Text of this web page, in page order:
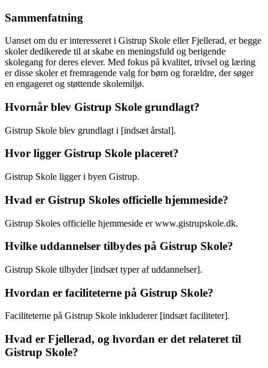
Sammenfatning
Uanset om du er interesseret i Gistrup Skole eller Fjellerad, er begge
skoler dedikerede til at skabe en meningsfuld og berigende
skolegang for deres elever. Med fokus på kvalitet, trivsel og læring
er disse skoler et fremragende valg for børn og forældre, der søger
en engageret og støttende skolemiljø.
Hvornår blev Gistrup Skole grundlagt?
Gistrup Skole blev grundlagt i [indsæt årstal].
Hvor ligger Gistrup Skole placeret?
Gistrup Skole ligger i byen Gistrup.
Hvad er Gistrup Skoles officielle hjemmeside?
Gistrup Skoles officielle hjemmeside er www.gistrupskole.dk.
Hvilke uddannelser tilbydes på Gistrup Skole?
Gistrup Skole tilbyder [indsæt typer af uddannelser].
Hvordan er faciliteterne på Gistrup Skole?
Faciliteterne på Gistrup Skole inkluderer [indsæt faciliteter].
Hvad er Fjellerad, og hvordan er det relateret til
Gistrup Skole?